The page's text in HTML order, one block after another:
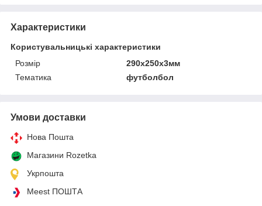
Характеристики
Користувальницькі характеристики
Розмір
290х250х3мм
Тематика
футболбол
Умови доставки
Нова Пошта
Магазини Rozetka
Укрпошта
Meest ПОШТА